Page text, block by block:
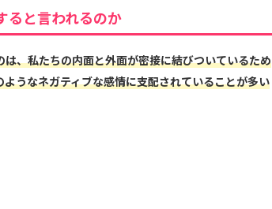
ると言われるのか
、私たちの内面と外面が密接に結びついているため
うなネガティブな感情に支配されていることが多い